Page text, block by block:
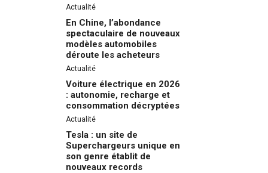
Actualité
En Chine, l’abondance
spectaculaire de nouveaux
modèles automobiles
déroute les acheteurs
Actualité
Voiture électrique en 2026
: autonomie, recharge et
consommation décryptées
Actualité
Tesla : un site de
Superchargeurs unique en
son genre établit de
nouveaux records